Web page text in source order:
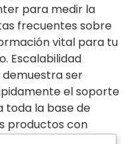
para medir la
frecuentes sobre
vital para tu
Escalabilidad
demuestra ser
el soporte
toda la base de
productos con